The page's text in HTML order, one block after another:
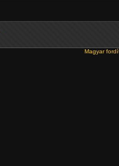
Magyar